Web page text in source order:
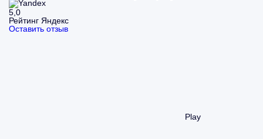
5,0
Рейтинг Яндекс
Оставить отзыв
Play